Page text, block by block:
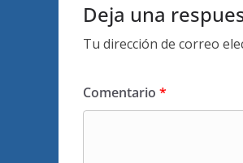
Deja una
Tu dirección de correo
Comentario *